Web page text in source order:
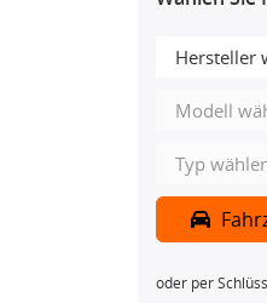
oder per